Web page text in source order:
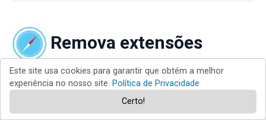
Remova extensões
fraudulentas do Safari:
Remova anúncios por standardmethod as extensões
Este site usa cookies para garantir que obtém a melhor
experiência no nosso site. Política de Privacidade
Certo!